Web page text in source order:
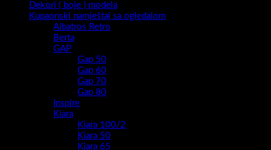
Dekori ( boje ) modela
Kupaonski namještaj sa ogledalom
Albatros Retro
Berta
GAP
Gap 50
Gap 60
Gap 70
Gap 80
Inspire
Kiara
Kiara 100/2
Kiara 50
Kiara 65